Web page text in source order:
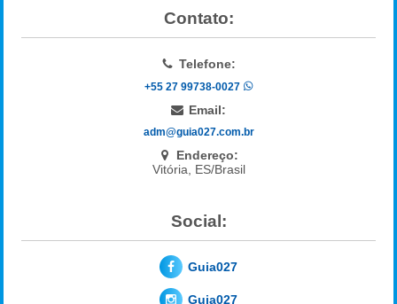
Contato:
Telefone:
+55 27 99738-0027
Email:
adm@guia027.com.br
Endereço:
Vitória, ES/Brasil
Social:
Guia027
Guia027